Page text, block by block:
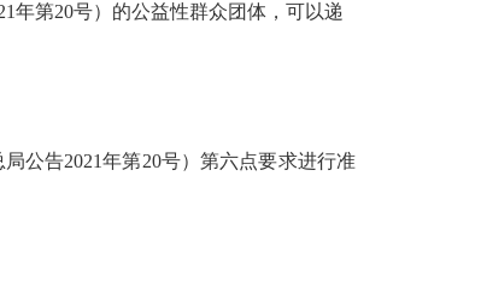
年第20号）的公益性群众团体 ， 可以递
公告2021年第20号）第六点要求进行准